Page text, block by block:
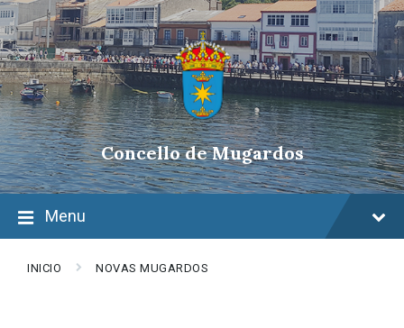
Skip
to
content
Skip
to
main
navigation
Skip
to
footer
Concello de Mugardos
Menu
INICIO NOVAS MUGARDOS